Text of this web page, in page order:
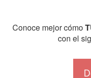
Conoce mejor cómo
con el